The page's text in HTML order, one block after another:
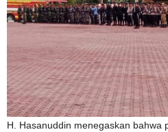
H. Hasanuddin menegaskan bahwa